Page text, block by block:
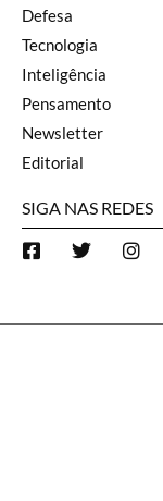
Defesa
Tecnologia
Inteligência
Pensamento
Newsletter
Editorial
SIGA NAS REDES